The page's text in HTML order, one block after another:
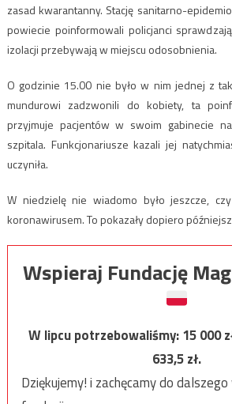
zasad kwarantanny. Stację sanitarno-
powiecie poinformowali policjanci
izolacji przebywają w miejscu odosobnienia.
O godzinie 15.00 nie było w nim jednej z
mundurowi zadzwonili do kobiety, ta
przyjmuje pacjentów w swoim gabinecie
szpitala. Funkcjonariusze kazali jej
uczyniła.
W niedzielę nie wiadomo było jeszcze,
koronawirusem. To pokazały dopiero
Wspieraj Fundację
W lipcu potrzebowaliśmy:15 000
633,5zł.
Dziękujemy! i zachęcamy do